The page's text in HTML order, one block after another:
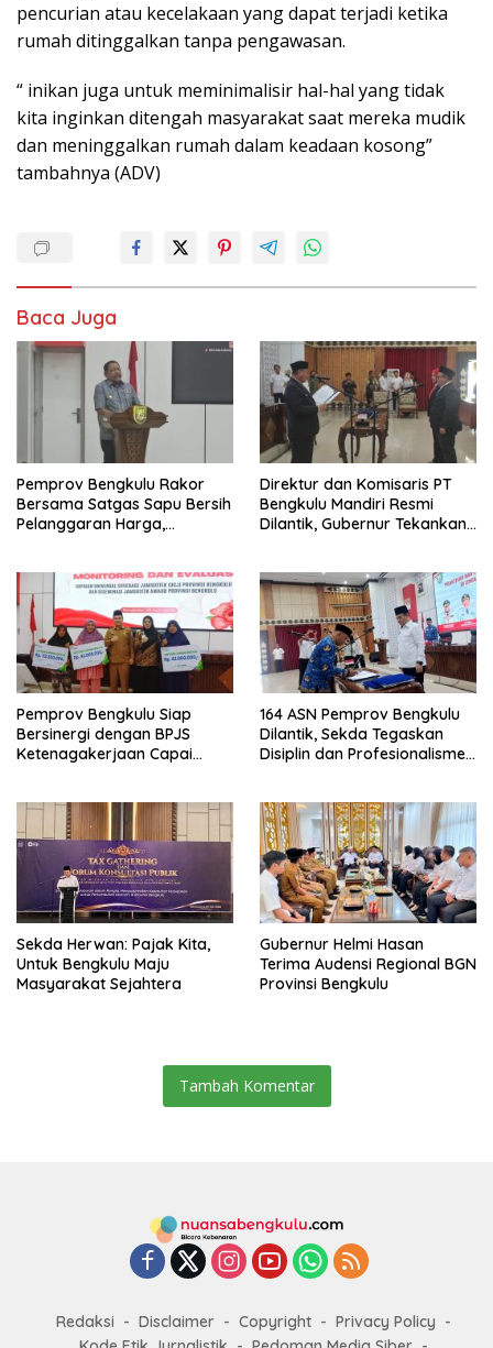
pencurian atau kecelakaan yang dapat terjadi ketika
rumah ditinggalkan tanpa pengawasan.
“ inikan juga untuk meminimalisir hal-hal yang tidak
kita inginkan ditengah masyarakat saat mereka mudik
dan meninggalkan rumah dalam keadaan kosong”
tambahnya (ADV)
Baca Juga
Pemprov Bengkulu Rakor
Bersama Satgas Sapu Bersih
Pelanggaran Harga,
Masih Jadi Sorotan
Direktur dan Komisaris PT
Bengkulu Mandiri Resmi
Dilantik, Gubernur Tekankan
Pemprov Bengkulu Siap
Bersinergi dengan BPJS
Ketenagakerjaan Capai
164 ASN Pemprov Bengkulu
Dilantik, Sekda Tegaskan
Disiplin dan Profesionalisme
Sekda Herwan: Pajak Kita,
Untuk Bengkulu Maju
Masyarakat Sejahtera
Gubernur Helmi Hasan
Terima Audensi Regional BGN
Provinsi Bengkulu
Tambah Komentar
Redaksi Disclaimer Copyright
Privacy Policy